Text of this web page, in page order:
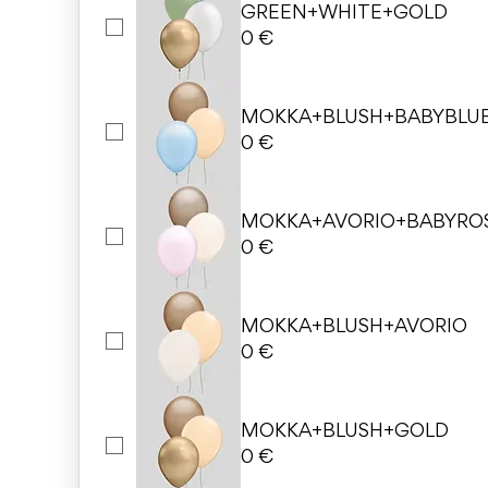
GREEN+WHITE+GOLD
0 €
0 €
0 €
MOKKA+BLUSH+AVORIO
0 €
MOKKA+BLUSH+GOLD
0 €